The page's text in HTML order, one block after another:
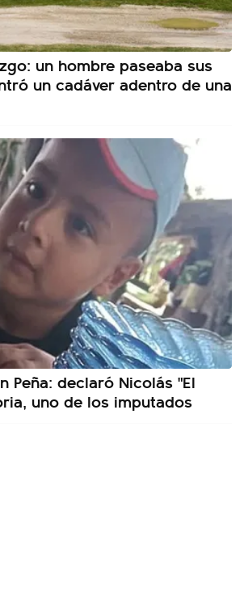
un hombre paseaba sus
un cadáver adentro de una
Peña: declaró Nicolás "El
uno de los imputados